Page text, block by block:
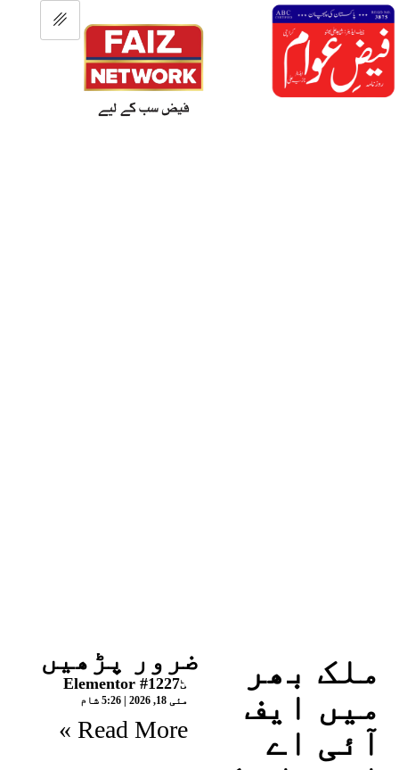
ملک بھر
میں ایف
آئی اے
ضرور پڑھیں
Elementor #12275
مئی 18, 2026 5:26 شام
Read More »